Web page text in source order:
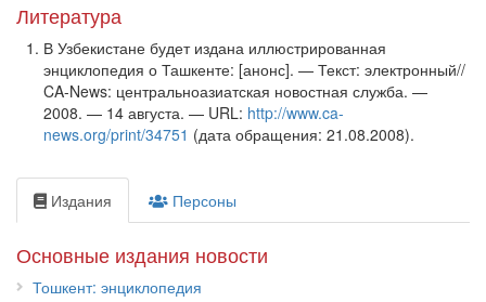
Литература
В Узбекистане будет издана иллюстрированная
энциклопедия о Ташкенте: [анонс]. — Текст: электронный//
CA-News: центральноазиатская новостная служба. —
2008. — 14 августа. — URL: http://www.ca-
news.org/print/34751 (дата обращения: 21.08.2008).
Издания Персоны
Основные издания новости
Тошкент: энциклопедия